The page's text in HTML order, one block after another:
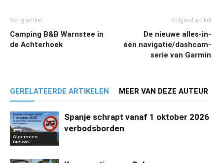
Vorig artikel
Camping B&B Warnstee in
de Achterhoek
Volgend artikel
De nieuwe alles-in-
één navigatie/dashcam-
serie van Garmin
GERELATEERDE ARTIKELEN MEER VAN DEZE AUTEUR
Algemeen
nieuws
Spanje schrapt vanaf 1 oktober 2026
verbodsborden